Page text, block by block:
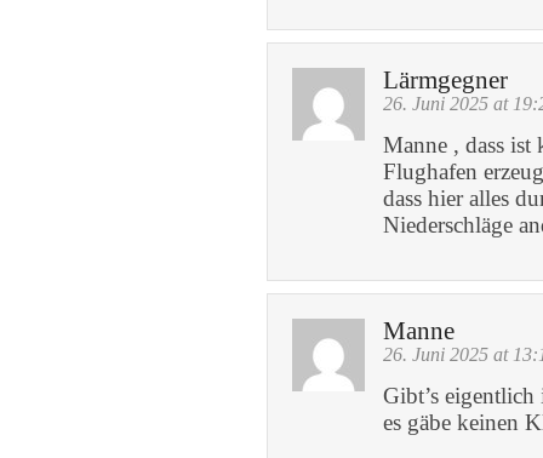
Lärmgegner
26. Juni 2025 at
Manne , dass
Flughafen
dass hier alles
Niederschläge
Manne
26. Juni 2025 at
Gibt’s
es gäbe keinen